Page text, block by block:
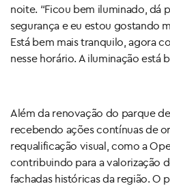
noite. “Ficou bem iluminado, dá
segurança e eu estou gostando
Está bem mais tranquilo, agora
nesse horário. A iluminação está
Além da renovação do parque
recebendo ações contínuas de
requalificação visual, como a
contribuindo para a valorização
fachadas históricas da região. O